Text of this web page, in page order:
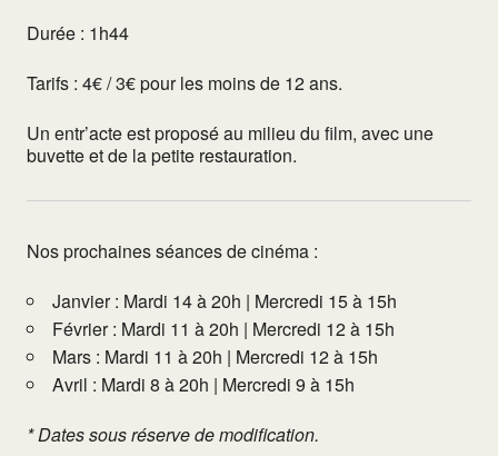
Durée : 1h44
Tarifs : 4€ / 3€ pour les moins de 12 ans.
Un entr’acte est proposé au milieu du film, avec une
buvette et de la petite restauration.
Nos prochaines séances de cinéma :
Janvier : Mardi 14 à 20h | Mercredi 15 à 15h
Février : Mardi 11 à 20h | Mercredi 12 à 15h
Mars : Mardi 11 à 20h | Mercredi 12 à 15h
Avril : Mardi 8 à 20h | Mercredi 9 à 15h
* Dates sous réserve de modification.